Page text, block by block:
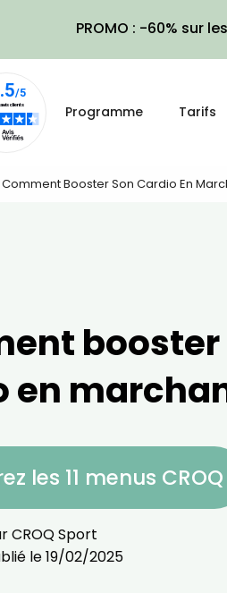
PROMO : -60% sur
Programme Tarifs
Comment Booster Son Cardio En
booster
en
les 11 menus CROQ
CROQ Sport
le19/02/2025